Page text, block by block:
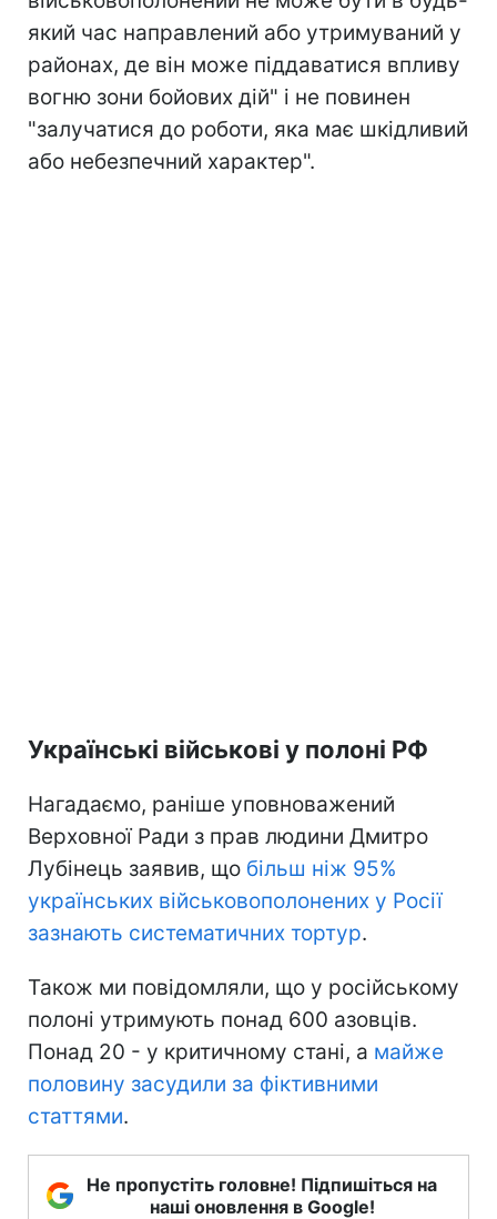
який час направлений або утримуваний у
районах, де він може піддаватися впливу
вогню зони бойових дій" і не повинен
"залучатися до роботи, яка має шкідливий
або небезпечний характер".
Українські військові у полоні РФ
Нагадаємо, раніше уповноважений
Верховної Ради з прав людини Дмитро
Лубінець заявив, що більш ніж 95%
українських військовополонених у Росії
зазнають систематичних тортур.
Також ми повідомляли, що у російському
полоні утримують понад 600 азовців.
Понад 20 - у критичному стані, а майже
половину засудили за фіктивними
статтями.
Не пропустіть головне! Підпишіться на
наші оновлення в Google!